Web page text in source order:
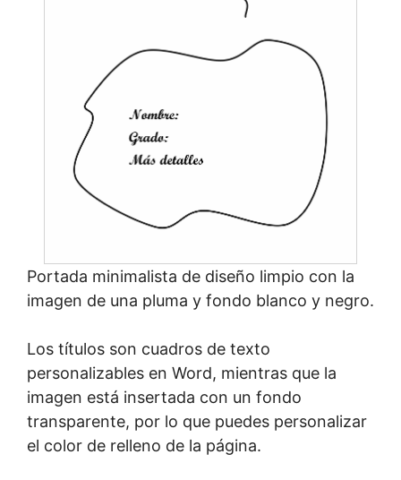
Portada minimalista de diseño limpio con la
imagen de una pluma y fondo blanco y negro.
Los títulos son cuadros de texto
personalizables en Word, mientras que la
imagen está insertada con un fondo
transparente, por lo que puedes personalizar
el color de relleno de la página.